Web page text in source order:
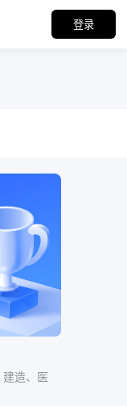
登录
造、医